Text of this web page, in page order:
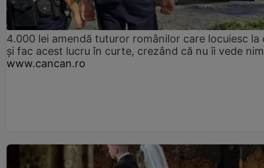
4.000 lei amendă tuturor românilor care locuiesc la
și fac acest lucru în curte, crezând că nu îi vede
www.cancan.ro